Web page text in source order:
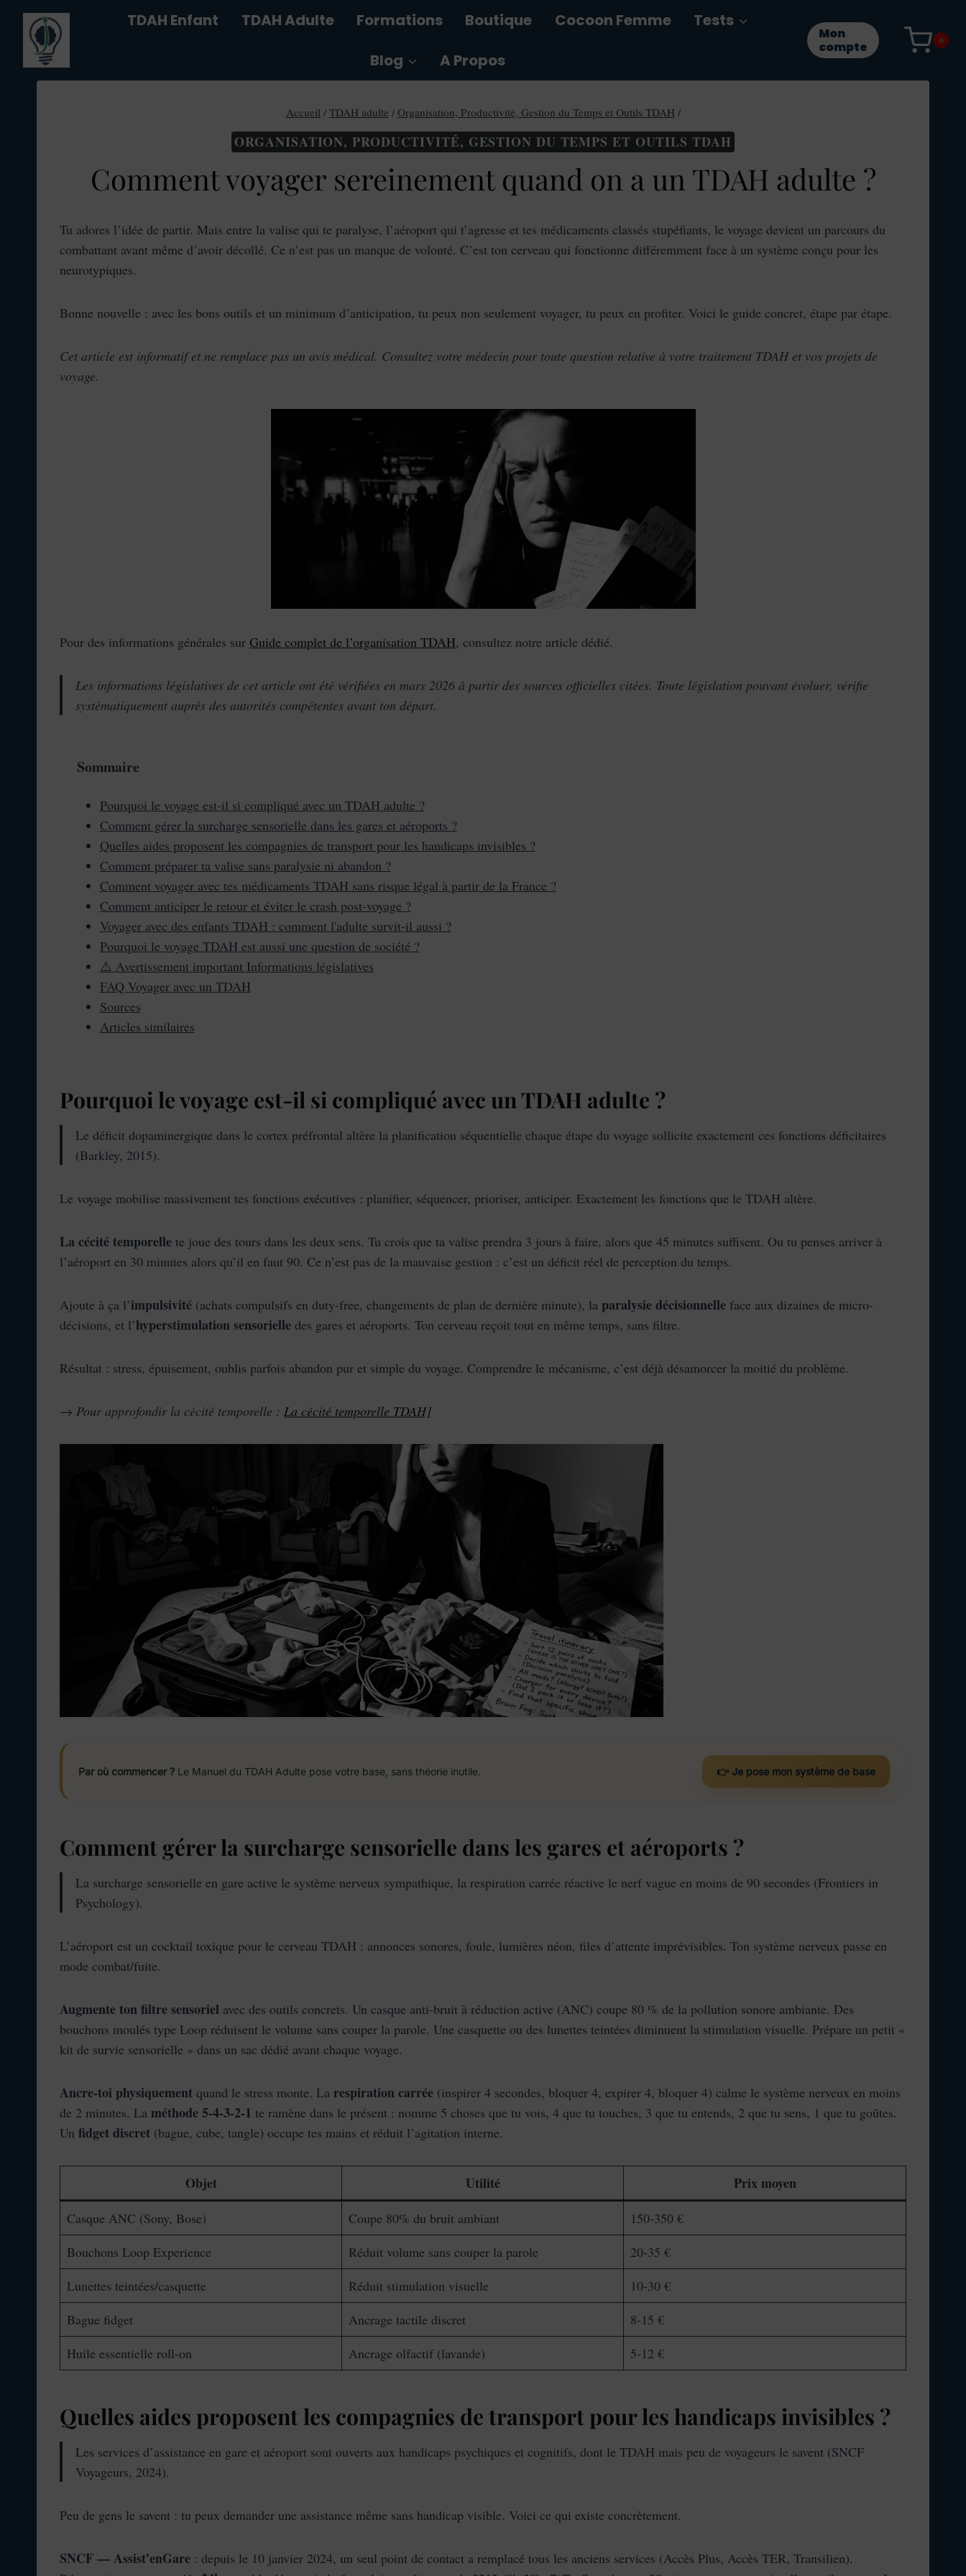
Aller
contenu
TDAH Enfant TDAH Adulte Formations Boutique Cocoon Femme
Tests
Blog
A Propos
Mon
compte
0
Accueil / TDAH adulte / Organisation, Productivité, Gestion du Temps et Outils TDAH /
ORGANISATION, PRODUCTIVITÉ, GESTION DU TEMPS ET OUTILS TDAH
Comment voyager sereinement quand on a un TDAH adulte ?
Tu adores l’idée de partir. Mais entre la valise qui te paralyse, l’aéroport qui t’agresse et tes médicaments classés stupéfiants, le voyage devient un parcours du
combattant avant même d’avoir décollé. Ce n’est pas un manque de volonté. C’est ton cerveau qui fonctionne différemment face à un système conçu pour les
neurotypiques.
Bonne nouvelle : avec les bons outils et un minimum d’anticipation, tu peux non seulement voyager, tu peux en profiter. Voici le guide concret, étape par étape.
Cet article est informatif et ne remplace pas un avis médical. Consultez votre médecin pour toute question relative à votre traitement TDAH et vos projets de
voyage.
Pour des informations générales sur Guide complet de l’organisation TDAH, consultez notre article dédié.
Les informations législatives de cet article ont été vérifiées en mars 2026 à partir des sources officielles citées. Toute législation pouvant évoluer, vérifie
systématiquement auprès des autorités compétentes avant ton départ.
Sommaire
Pourquoi le voyage est-il si compliqué avec un TDAH adulte ?
Comment gérer la surcharge sensorielle dans les gares et aéroports ?
Quelles aides proposent les compagnies de transport pour les handicaps invisibles ?
Comment préparer ta valise sans paralysie ni abandon ?
Comment voyager avec tes médicaments TDAH sans risque légal à partir de la France ?
Comment anticiper le retour et éviter le crash post-voyage ?
Voyager avec des enfants TDAH : comment l'adulte survit-il aussi ?
Pourquoi le voyage TDAH est aussi une question de société ?
⚠️ Avertissement important Informations législatives
FAQ Voyager avec un TDAH
Sources
Articles similaires
Pourquoi le voyage est-il si compliqué avec un TDAH adulte ?
Le déficit dopaminergique dans le cortex préfrontal altère la planification séquentielle chaque étape du voyage sollicite exactement ces fonctions déficitaires
(Barkley, 2015).
Le voyage mobilise massivement tes fonctions exécutives : planifier, séquencer, prioriser, anticiper. Exactement les fonctions que le TDAH altère.
La cécité temporelle te joue des tours dans les deux sens. Tu crois que ta valise prendra 3 jours à faire, alors que 45 minutes suffisent. Ou tu penses arriver à
l’aéroport en 30 minutes alors qu’il en faut 90. Ce n’est pas de la mauvaise gestion : c’est un déficit réel de perception du temps.
Ajoute à ça l’impulsivité (achats compulsifs en duty-free, changements de plan de dernière minute), la paralysie décisionnelle face aux dizaines de micro-
décisions, et l’hyperstimulation sensorielle des gares et aéroports. Ton cerveau reçoit tout en même temps, sans filtre.
Résultat : stress, épuisement, oublis parfois abandon pur et simple du voyage. Comprendre le mécanisme, c’est déjà désamorcer la moitié du problème.
→ Pour approfondir la cécité temporelle : La cécité temporelle TDAH]
Par où commencer ? Le Manuel du TDAH Adulte pose votre base, sans théorie inutile. 👉 Je pose mon système de base
Comment gérer la surcharge sensorielle dans les gares et aéroports ?
La surcharge sensorielle en gare active le système nerveux sympathique, la respiration carrée réactive le nerf vague en moins de 90 secondes (Frontiers in
Psychology).
L’aéroport est un cocktail toxique pour le cerveau TDAH : annonces sonores, foule, lumières néon, files d’attente imprévisibles. Ton système nerveux passe en
mode combat/fuite.
Augmente ton filtre sensoriel avec des outils concrets. Un casque anti-bruit à réduction active (ANC) coupe 80 % de la pollution sonore ambiante. Des
bouchons moulés type Loop réduisent le volume sans couper la parole. Une casquette ou des lunettes teintées diminuent la stimulation visuelle. Prépare un petit «
kit de survie sensorielle » dans un sac dédié avant chaque voyage.
Ancre-toi physiquement quand le stress monte. La respiration carrée (inspirer 4 secondes, bloquer 4, expirer 4, bloquer 4) calme le système nerveux en moins
de 2 minutes. La méthode 5-4-3-2-1 te ramène dans le présent : nomme 5 choses que tu vois, 4 que tu touches, 3 que tu entends, 2 que tu sens, 1 que tu goûtes.
Un fidget discret (bague, cube, tangle) occupe tes mains et réduit l’agitation interne.
Objet Utilité Prix moyen
Casque ANC (Sony, Bose) Coupe 80% du bruit ambiant
150-350 €
Bouchons Loop Experience
Réduit volume sans couper la parole
20-35 €
Lunettes teintées/casquette
Réduit stimulation visuelle
10-30 €
Bague fidget
Ancrage tactile discret
8-15 €
Huile essentielle roll-on
Ancrage olfactif (lavande) 5-12 €
Quelles aides proposent les compagnies de transport pour les handicaps invisibles ?
Les services d’assistance en gare et aéroport sont ouverts aux handicaps psychiques et cognitifs, dont le TDAH mais peu de voyageurs le savent (SNCF
Voyageurs, 2024).
Peu de gens le savent : tu peux demander une assistance même sans handicap visible. Voici ce qui existe concrètement.
SNCF — Assist’enGare : depuis le 10 janvier 2024, un seul point de contact a remplacé tous les anciens services (Accès Plus, Accès TER, Transilien).